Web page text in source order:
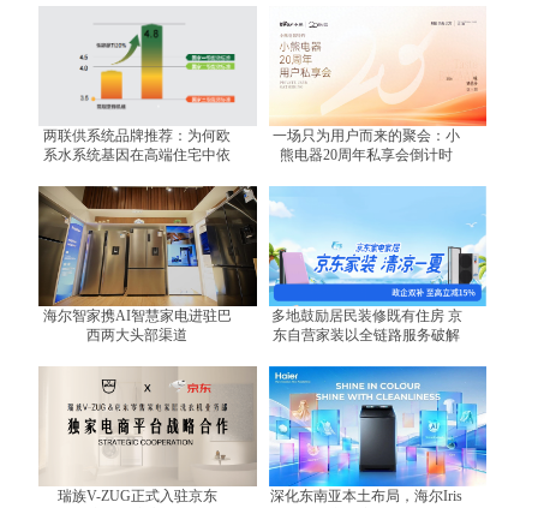
两联供系统品牌推荐：为何欧
系水系统基因在高端住宅中依
一场只为用户而来的聚会：小
熊电器20周年私享会倒计时
海尔智家携AI智慧家电进驻巴
西两大头部渠道
多地鼓励居民装修既有住房 京
东自营家装以全链路服务破解
瑞族V-ZUG正式入驻京东
深化东南亚本土布局，海尔Iris